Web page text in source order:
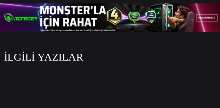
İLGİLİ YAZILAR